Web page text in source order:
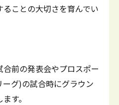
ことの大切さを育んでい
前の発表会やプロスポー
グ)の試合時にグラウン
す。